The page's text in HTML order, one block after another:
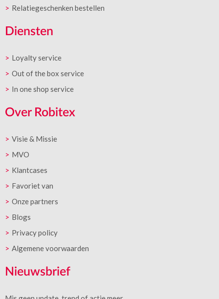
Relatiegeschenken bestellen
Diensten
Loyalty service
Out of the box service
In one shop service
Over Robitex
Visie & Missie
MVO
Klantcases
Favoriet van
Onze partners
Blogs
Privacy policy
Algemene voorwaarden
Nieuwsbrief